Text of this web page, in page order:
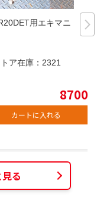
用エキマニ
ア在庫： 2321
8700
カートに入れる
る